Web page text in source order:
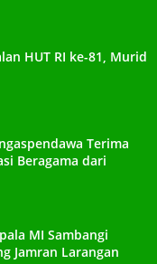
HUT RI ke-81, Murid
Terima
Beragama dari
MI Sambangi
Jamran Larangan